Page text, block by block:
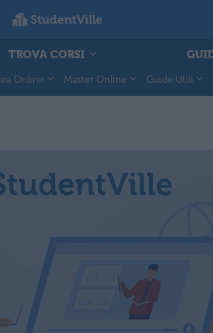
TROVA CORSI
Online Master Online Guide Utili